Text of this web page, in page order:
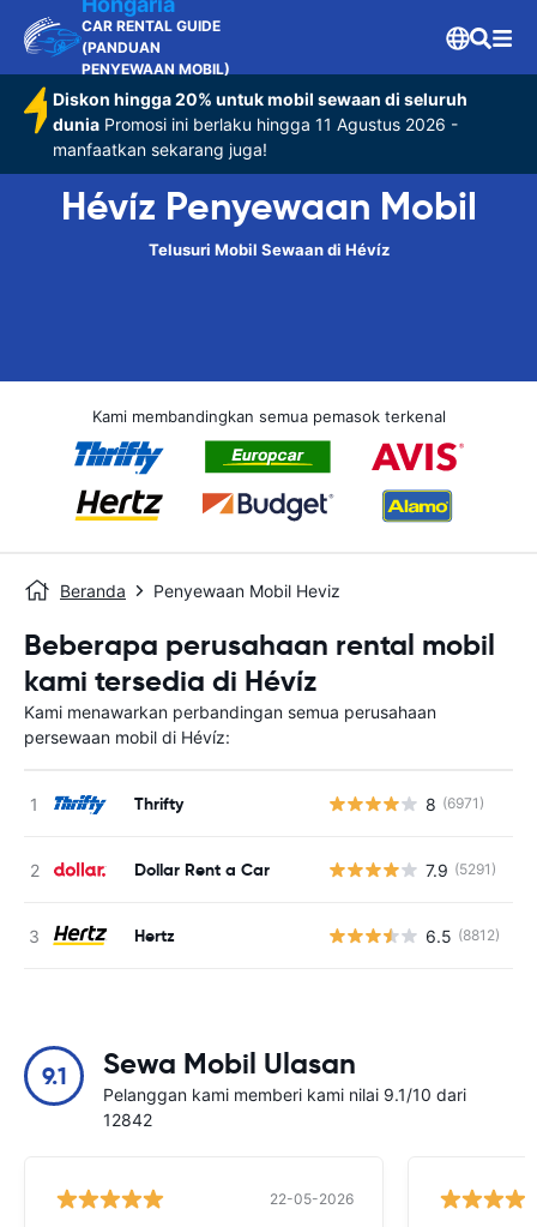
CAR RENTAL GUIDE
(PANDUAN
PENYEWAAN MOBIL)
Diskon hingga 20% untuk mobil sewaan di seluruh
dunia Promosi ini berlaku hingga 11 Agustus 2026 -
manfaatkan sekarang juga!
Hévíz Penyewaan Mobil
Telusuri Mobil Sewaan di Hévíz
Kami membandingkan semua pemasok terkenal
Beranda Penyewaan Mobil Heviz
Beberapa perusahaan rental mobil
kami tersedia di Hévíz
Kami menawarkan perbandingan semua perusahaan
persewaan mobil di Hévíz:
Thrifty 8 (6971)
Dollar Rent a Car 7.9 (5291)
Hertz 6.5 (8812)
9.1 Sewa Mobil Ulasan
Pelanggan kami memberi kami nilai 9.1/10 dari
12842
22-05-2026